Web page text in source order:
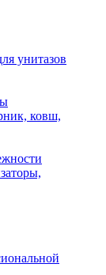
унитазов
ковш,